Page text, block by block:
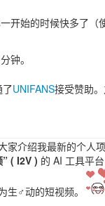
开始的时候快多了（
钟。
UNIFANS接受赞助
家介绍我最新的个人
” ( I2V ) 的 AI 工具平
生♂动的短视频。